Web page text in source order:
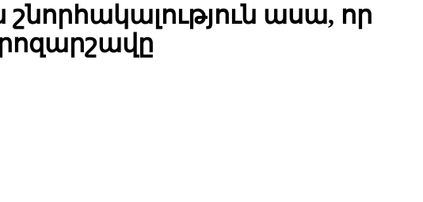
շնորհակալություն ասա, որ